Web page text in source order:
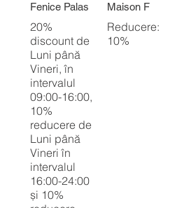
Fenice Palas
20%
discount de
Luni până
Vineri, în
intervalul
09:00-16:00,
10%
reducere de
Luni până
Vineri în
intervalul
16:00-24:00
și 10%
Maison F
Reducere:
10%